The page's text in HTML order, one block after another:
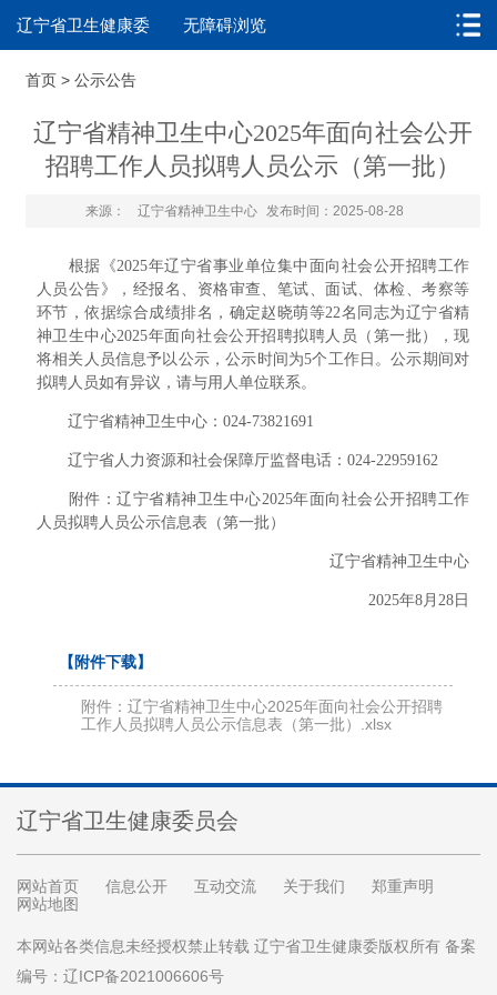
辽宁省卫生健康委 无障碍浏览
首页 > 公示公告
辽宁省精神卫生中心2025年面向社会公开
招聘工作人员拟聘人员公示（第一批）
来源： 辽宁省精神卫生中心 发布时间：2025-08-28
根据《2025年辽宁省事业单位集中面向社会公开招聘工作
人员公告》，经报名、资格审查、笔试、面试、体检、考察等
环节，依据综合成绩排名，确定赵晓萌等22名同志为辽宁省精
神卫生中心2025年面向社会公开招聘拟聘人员（第一批），现
将相关人员信息予以公示，公示时间为5个工作日。公示期间对
拟聘人员如有异议，请与用人单位联系。
辽宁省精神卫生中心：024-73821691
辽宁省人力资源和社会保障厅监督电话：024-22959162
附件：辽宁省精神卫生中心2025年面向社会公开招聘工作
人 员拟聘人员公示信息表（第一批）
辽宁省精神卫生中心
2025年8月28日
【附件下载】
附件：辽宁省精神卫生中心2025年面向社会公开招聘
工作人员拟聘人员公示信息表（第一批）.xlsx
辽宁省卫生健康委员会
网站首页 信息公开 互动交流 关于我们
郑重声明
网站地图
本网站各类信息未经授权禁止转载 辽宁省卫生健康委版权所有 备案
编号：辽ICP备2021006606号